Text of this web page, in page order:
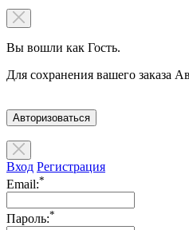
Вы вошли как Гость.
Для сохранения вашего заказа
Авторизоваться
Вход Регистрация
Email:*
Пароль:*